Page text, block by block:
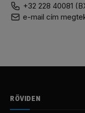
+32 228 40081
e-mail cím
RÖVIDEN